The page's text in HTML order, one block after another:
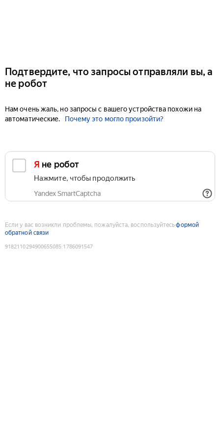
Подтвердите, что запросы отправляли вы, а
не робот
Нам очень жаль, но запросы с вашего устройства похожи на
автоматические.
Почему это могло произойти?
Я не робот
Нажмите, чтобы продолжить
Yandex SmartCaptcha
Если у вас возникли проблемы, пожалуйста, воспользуйтесьформой
обратной связи
9182110294900655085:1786091547